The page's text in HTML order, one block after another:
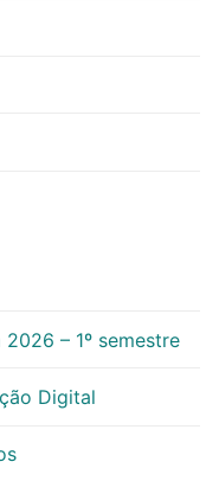
– 1º semestre
Digital